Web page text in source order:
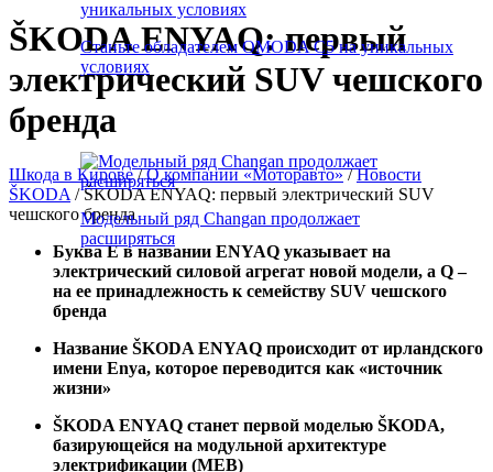
Станьте обладателем OMODA C5 на уникальных
условиях
Модельный ряд Changan продолжает
расширяться
ŠKODA ENYAQ: первый
электрический SUV чешского
бренда
Шкода в Кирове / О компании «Моторавто» / Новости
ŠKODA /ŠKODA ENYAQ: первый электрический SUV
чешского бренда
Буква Е в названии ENYAQ указывает на
электрический силовой агрегат новой модели, а Q –
на ее принадлежность к семейству SUV чешского
бренда
имени Enya, которое переводится как «источник
жизни»
базирующейся на модульной архитектуре
электрификации (MEB)